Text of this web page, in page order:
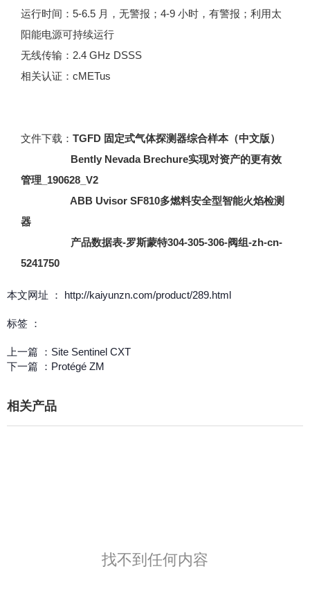
运行时间：5-6.5 月，无警报；4-9 小时，有警报；利用太
阳能电源可持续运行
无线传输：2.4 GHz DSSS
相关认证：cMETus
文件下载： TGFD 固定式气体探测器综合样本（中文版）
Bently Nevada Brechure实现对资产的更有效
管理_190628_V2
ABB Uvisor SF810多燃料安全型智能火焰检测
器
产品数据表-罗斯蒙特304-305-306-阀组-zh-cn-
5241750
本文网址 ： http://kaiyunzn.com/product/289.html
标签 ：
上一篇 ： Site Sentinel CXT
下一篇 ： Protégé ZM
相关产品
找不到任何内容